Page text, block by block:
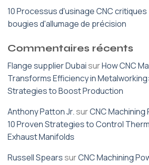
10 Processus d'usinage CNC
bougies d'allumage de précision
Commentaires récents
Flange supplier DubaisurHow CNC
Transforms Efficiency in
Strategies to Boost Production
Anthony Patton Jr.surCNC Machining
10 Proven Strategies to Control
Exhaust Manifolds
Russell SpearssurCNC Machining